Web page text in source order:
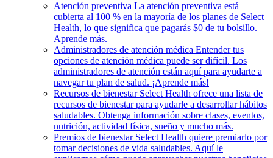
Atención preventiva La atención preventiva está
cubierta al 100 % en la mayoría de los planes de Select
Health, lo que significa que pagarás $0 de tu bolsillo.
Aprende más.
Administradores de atención médica Entender tus
opciones de atención médica puede ser difícil. Los
administradores de atención están aquí para ayudarte a
navegar tu plan de salud. ¡Aprende más!
Recursos de bienestar Select Health ofrece una lista de
recursos de bienestar para ayudarle a desarrollar hábitos
saludables. Obtenga información sobre clases, eventos,
nutrición, actividad física, sueño y mucho más.
Premios de bienestar Select Health quiere premiarlo por
tomar decisiones de vida saludables. Aquí le